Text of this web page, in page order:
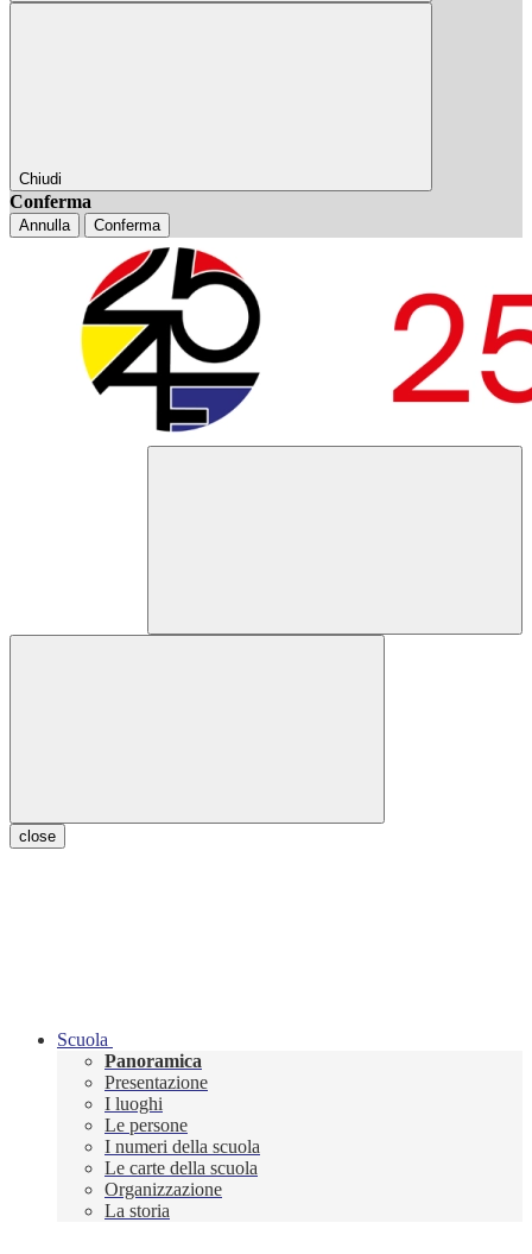
Chiudi
Conferma
Annulla Conferma
close
Scuola
Panoramica
Presentazione
I luoghi
Le persone
I numeri della scuola
Le carte della scuola
Organizzazione
La storia